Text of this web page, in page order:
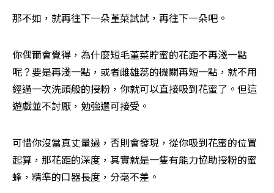
那不如，就再往下一朵堇菜試試，再往下一朵吧。
你偶爾會覺得，為什麼短毛堇菜貯蜜的花距不再淺一點
呢？要是再淺一點，或者雌雄蕊的機關再短一點，就不用
經過一次洗頭般的授粉，你就可以直接吸到花蜜了。但這
遊戲並不討厭，勉強還可接受。
可惜你沒當真丈量過，否則會發現，從你吸到花蜜的位置
起算，那花距的深度，其實就是一隻有能力協助授粉的蜜
蜂，精準的口器長度，分毫不差。